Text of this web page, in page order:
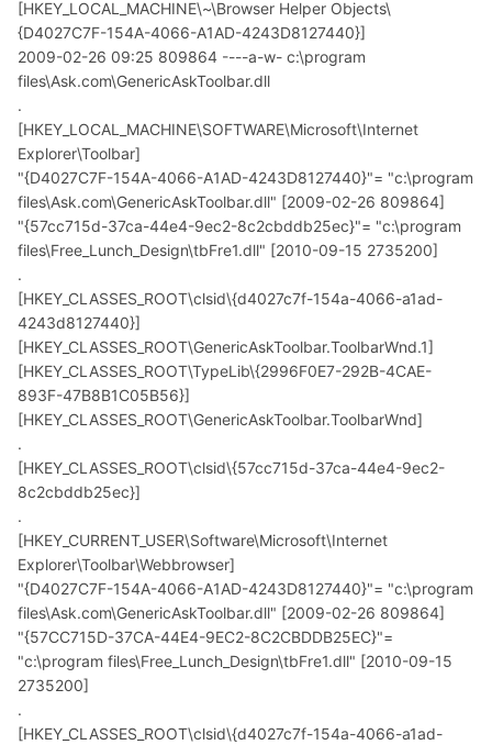
[HKEY_LOCAL_MACHINE\~\Browser Helper Objects\
{D4027C7F-154A-4066-A1AD-4243D8127440}]
2009-02-26 09:25 809864 ----a-w- c:\program
files\Ask.com\GenericAskToolbar.dll
.
[HKEY_LOCAL_MACHINE\SOFTWARE\Microsoft\Internet
Explorer\Toolbar]
"{D4027C7F-154A-4066-A1AD-4243D8127440}"= "c:\program
files\Ask.com\GenericAskToolbar.dll" [2009-02-26 809864]
"{57cc715d-37ca-44e4-9ec2-8c2cbddb25ec}"= "c:\program
files\Free_Lunch_Design\tbFre1.dll" [2010-09-15 2735200]
.
[HKEY_CLASSES_ROOT\clsid\{d4027c7f-154a-4066-a1ad-
4243d8127440}]
[HKEY_CLASSES_ROOT\GenericAskToolbar.ToolbarWnd.1]
[HKEY_CLASSES_ROOT\TypeLib\{2996F0E7-292B-4CAE-
893F-47B8B1C05B56}]
[HKEY_CLASSES_ROOT\GenericAskToolbar.ToolbarWnd]
.
[HKEY_CLASSES_ROOT\clsid\{57cc715d-37ca-44e4-9ec2-
8c2cbddb25ec}]
.
[HKEY_CURRENT_USER\Software\Microsoft\Internet
Explorer\Toolbar\Webbrowser]
"{D4027C7F-154A-4066-A1AD-4243D8127440}"= "c:\program
files\Ask.com\GenericAskToolbar.dll" [2009-02-26 809864]
"{57CC715D-37CA-44E4-9EC2-8C2CBDDB25EC}"=
"c:\program files\Free_Lunch_Design\tbFre1.dll" [2010-09-15
2735200]
.
[HKEY_CLASSES_ROOT\clsid\{d4027c7f-154a-4066-a1ad-